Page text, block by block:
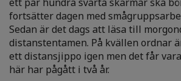
fortsätter dagen med
Sedan är det dags att läsa till
distanstentamen. På kvällen ordnar
ett distansjippo igen men det får
här har pågått i två år.